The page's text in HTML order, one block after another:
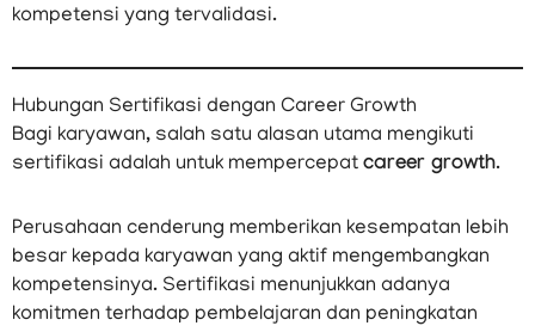
kompetensi yang tervalidasi.
Hubungan Sertifikasi dengan Career Growth
Bagi karyawan, salah satu alasan utama mengikuti
sertifikasi adalah untuk mempercepat career growth.
Perusahaan cenderung memberikan kesempatan lebih
besar kepada karyawan yang aktif mengembangkan
kompetensinya. Sertifikasi menunjukkan adanya
komitmen terhadap pembelajaran dan peningkatan